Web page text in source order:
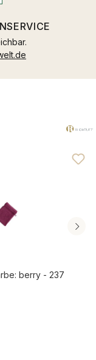
berry - 237
Preis: